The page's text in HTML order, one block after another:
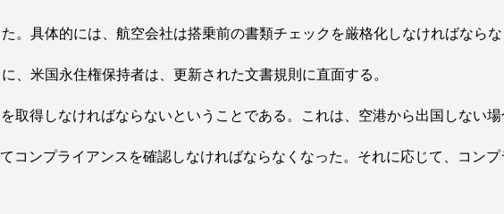
。具体的には、航空会社は搭乗前の書類チェックを厳格化しなければならな
米国永住権保持者は、更新された文書規則に直面する。
得しなければならないということである。これは、空港から出国しない場
コンプライアンスを確認しなければならなくなった。それに応じて、コン